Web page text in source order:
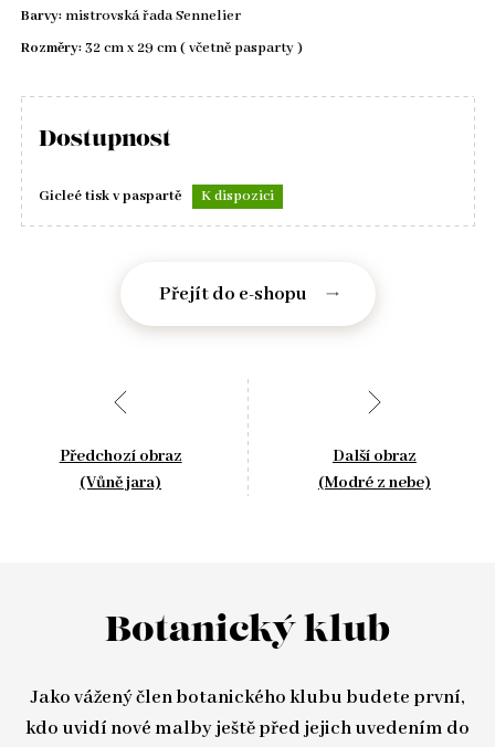
Barvy: mistrovská řada Sennelier
Rozměry:32 cm x 29 cm ( včetně pasparty )
Dostupnost
Gicleé tisk v paspartě K dispozici
Přejít do e-shopu
Předchozí obraz
(Vůně jara)
Další obraz
(Modré z nebe)
Botanický klub
Jako vážený člen botanického klubu budete první,
kdo uvidí nové malby ještě před jejich uvedením do